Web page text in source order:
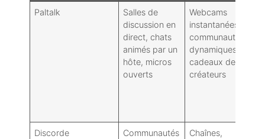
Paltalk
Salles de
discussion en
direct, chats
animés par un
hôte, micros
ouverts
Webcams
instantanées,
communautés
dynamiques,
cadeaux de
créateurs
Discorde
Communautés
Chaînes,